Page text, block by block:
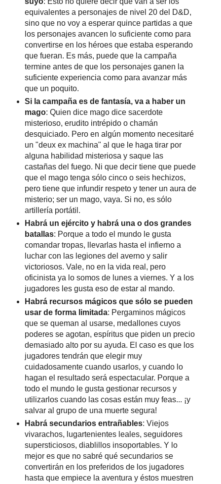
equivalentes a personajes de nivel 20 del D&D,
sino que no voy a esperar quince partidas a que
los personajes avancen lo suficiente como para
convertirse en los héroes que estaba esperando
que fueran. Es más, puede que la campaña
termine antes de que los personajes ganen la
suficiente experiencia como para avanzar más
que un poquito.
Si la campaña es de fantasía, va a haber un
mago: Quien dice mago dice sacerdote
misterioso, erudito intrépido o chamán
desquiciado. Pero en algún momento necesitaré
un "deux ex machina" al que le haga tirar por
alguna habilidad misteriosa y saque las
castañas del fuego. Ni que decir tiene que puede
que el mago tenga sólo cinco o seis hechizos,
pero tiene que infundir respeto y tener un aura de
misterio; ser un mago, vaya. Si no, es sólo
artillería portátil.
Habrá un ejército y habrá una o dos grandes
batallas: Porque a todo el mundo le gusta
comandar tropas, llevarlas hasta el infierno a
luchar con las legiones del averno y salir
victoriosos. Vale, no en la vida real, pero
oficinista ya lo somos de lunes a viernes. Y a los
jugadores les gusta eso de estar al mando.
Habrá recursos mágicos que sólo se pueden
usar de forma limitada: Pergaminos mágicos
que se queman al usarse, medallones cuyos
poderes se agotan, espíritus que piden un precio
demasiado alto por su ayuda. El caso es que los
jugadores tendrán que elegir muy
cuidadosamente cuando usarlos, y cuando lo
hagan el resultado será espectacular. Porque a
todo el mundo le gusta gestionar recursos y
utilizarlos cuando las cosas están muy feas... ¡y
salvar al grupo de una muerte segura!
Habrá secundarios entrañables: Viejos
vivarachos, lugartenientes leales, seguidores
supersticiosos, diablillos insoportables. Y lo
mejor es que no sabré qué secundarios se
convertirán en los preferidos de los jugadores
hasta que empiece la aventura y éstos muestren